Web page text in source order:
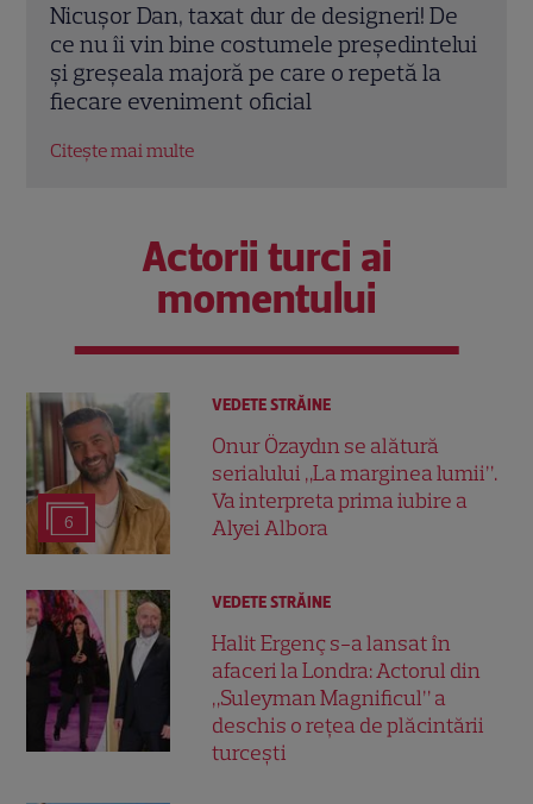
Mirabela Grădinaru, apariție elegantă la
Cotroceni. Ținuta aleasă alături de
Nicușor Dan a atras atenția
Actorii turci ai
momentului
6
VEDETE STRĂINE
Onur Özaydın se alătură
serialului „La marginea lumii”.
Va interpreta prima iubire a
Alyei Albora
VEDETE STRĂINE
Halit Ergenç s-a lansat în
afaceri la Londra: Actorul din
„Suleyman Magnificul” a
deschis o rețea de plăcintării
turcești